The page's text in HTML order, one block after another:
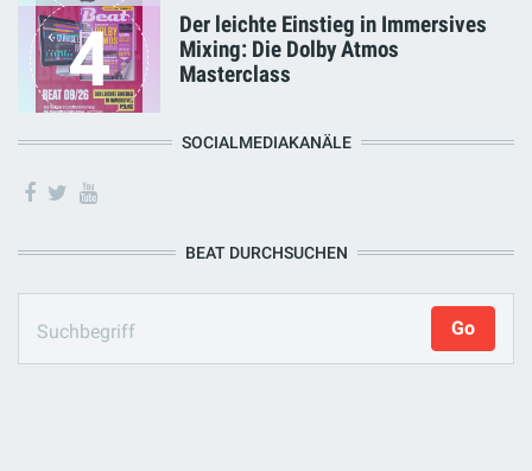
4
Der leichte Einstieg in Immersives
Mixing: Die Dolby Atmos
Masterclass
SOCIALMEDIAKANÄLE
BEAT DURCHSUCHEN